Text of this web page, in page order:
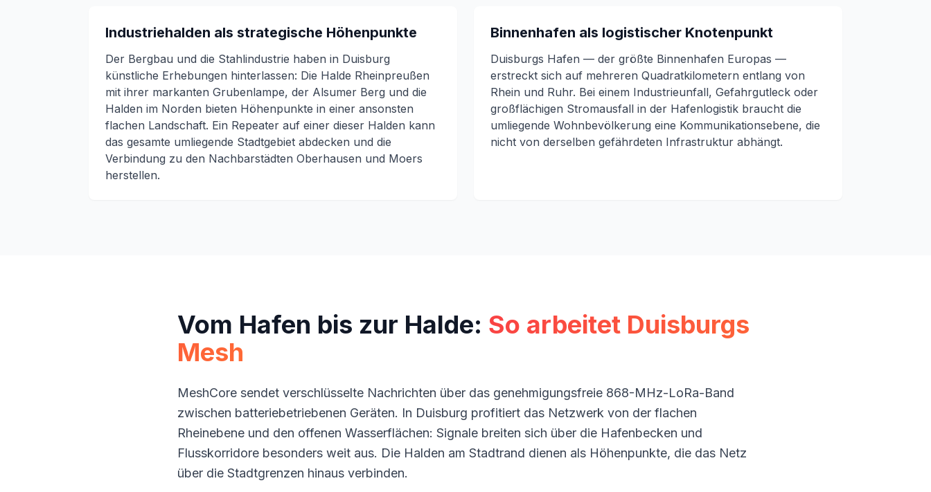
Industriehalden als strategische Höhenpunkte
Der Bergbau und die Stahlindustrie haben in Duisburg
künstliche Erhebungen hinterlassen: Die Halde Rheinpreußen
mit ihrer markanten Grubenlampe, der Alsumer Berg und die
Halden im Norden bieten Höhenpunkte in einer ansonsten
flachen Landschaft. Ein Repeater auf einer dieser Halden kann
das gesamte umliegende Stadtgebiet abdecken und die
Verbindung zu den Nachbarstädten Oberhausen und Moers
herstellen.
Binnenhafen als logistischer Knotenpunkt
Duisburgs Hafen — der größte Binnenhafen Europas —
erstreckt sich auf mehreren Quadratkilometern entlang von
Rhein und Ruhr. Bei einem Industrieunfall, Gefahrgutleck oder
großflächigen Stromausfall in der Hafenlogistik braucht die
umliegende Wohnbevölkerung eine Kommunikationsebene, die
nicht von derselben gefährdeten Infrastruktur abhängt.
Vom Hafen bis zur Halde: So arbeitet Duisburgs
Mesh
MeshCore sendet verschlüsselte Nachrichten über das genehmigungsfreie 868-MHz-LoRa-Band
zwischen batteriebetriebenen Geräten. In Duisburg profitiert das Netzwerk von der flachen
Rheinebene und den offenen Wasserflächen: Signale breiten sich über die Hafenbecken und
Flusskorridore besonders weit aus. Die Halden am Stadtrand dienen als Höhenpunkte, die das Netz
über die Stadtgrenzen hinaus verbinden.